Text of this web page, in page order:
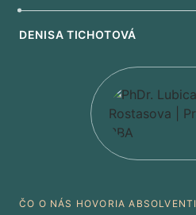
DENISA TICHOTOVÁ
ČO O NÁS HOVORIA ABSOLVENTI